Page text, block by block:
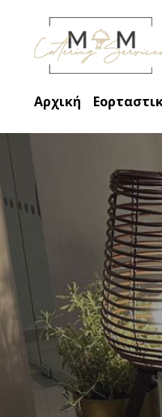
Αρχική